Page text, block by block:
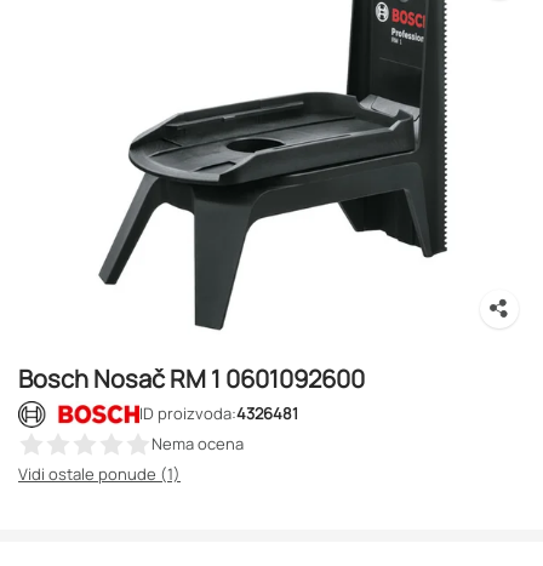
Bosch Nosač RM 1 0601092600
ID proizvoda:4326481
Nema ocena
Vidi ostale ponude (1)